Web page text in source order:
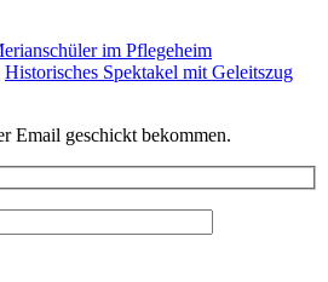
im Pflegeheim
Historisches Spektakel mit Geleitszug
Email geschickt bekommen.